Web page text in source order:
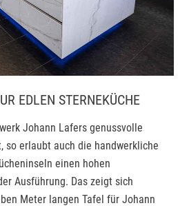
EDLEN STERNEKÜCHE
Johann Lafers genussvolle
so erlaubt auch die handwerkliche
einen hohen
Ausführung. Das zeigt sich
Meter langen Tafel für Johann